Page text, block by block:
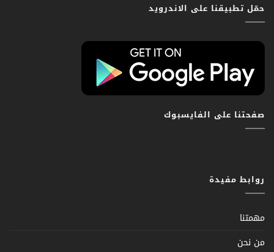
حمّل تطبيقنا على الاندرويد
صفحتنا على الفايسبوك
روابط مفيدة
مهمتنا
من نحن